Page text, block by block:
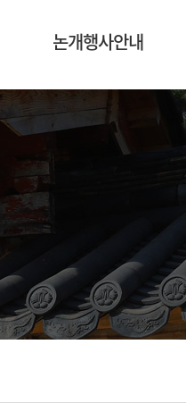
논개행사안내